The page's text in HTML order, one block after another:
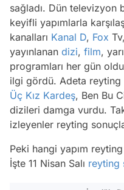
sağladı. Dün televizyon
keyifli yapımlarla
kanalları Kanal D, Fox
yayınlanan dizi, film,
programları her gün
ilgi gördü. Adeta reyting
Üç Kız Kardeş, Ben Bu
dizileri damga vurdu.
izleyenler reyting
Peki hangi yapım
İşte 11 Nisan Salı reyting